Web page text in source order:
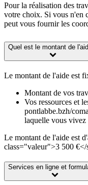
Pour la réalisation des
votre choix. Si vous n'en
peut vous fournir les
Quel est le montant de
Le montant de l'aide est
Montant de vos
Vos ressources et
pontlabbe.bzh/
laquelle vous vivez
Le montant de l'aide est
class="valeur">3 500 €</
Services en ligne et